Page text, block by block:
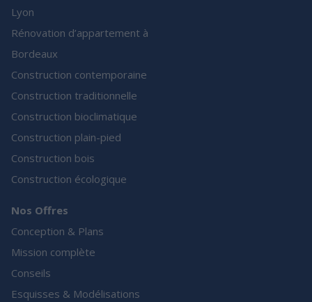
Lyon
Rénovation d’appartement à
Bordeaux
Construction contemporaine
Construction traditionnelle
Construction bioclimatique
Construction plain-pied
Construction bois
Construction écologique
Nos Offres
Conception & Plans
Mission complète
Conseils
Esquisses & Modélisations